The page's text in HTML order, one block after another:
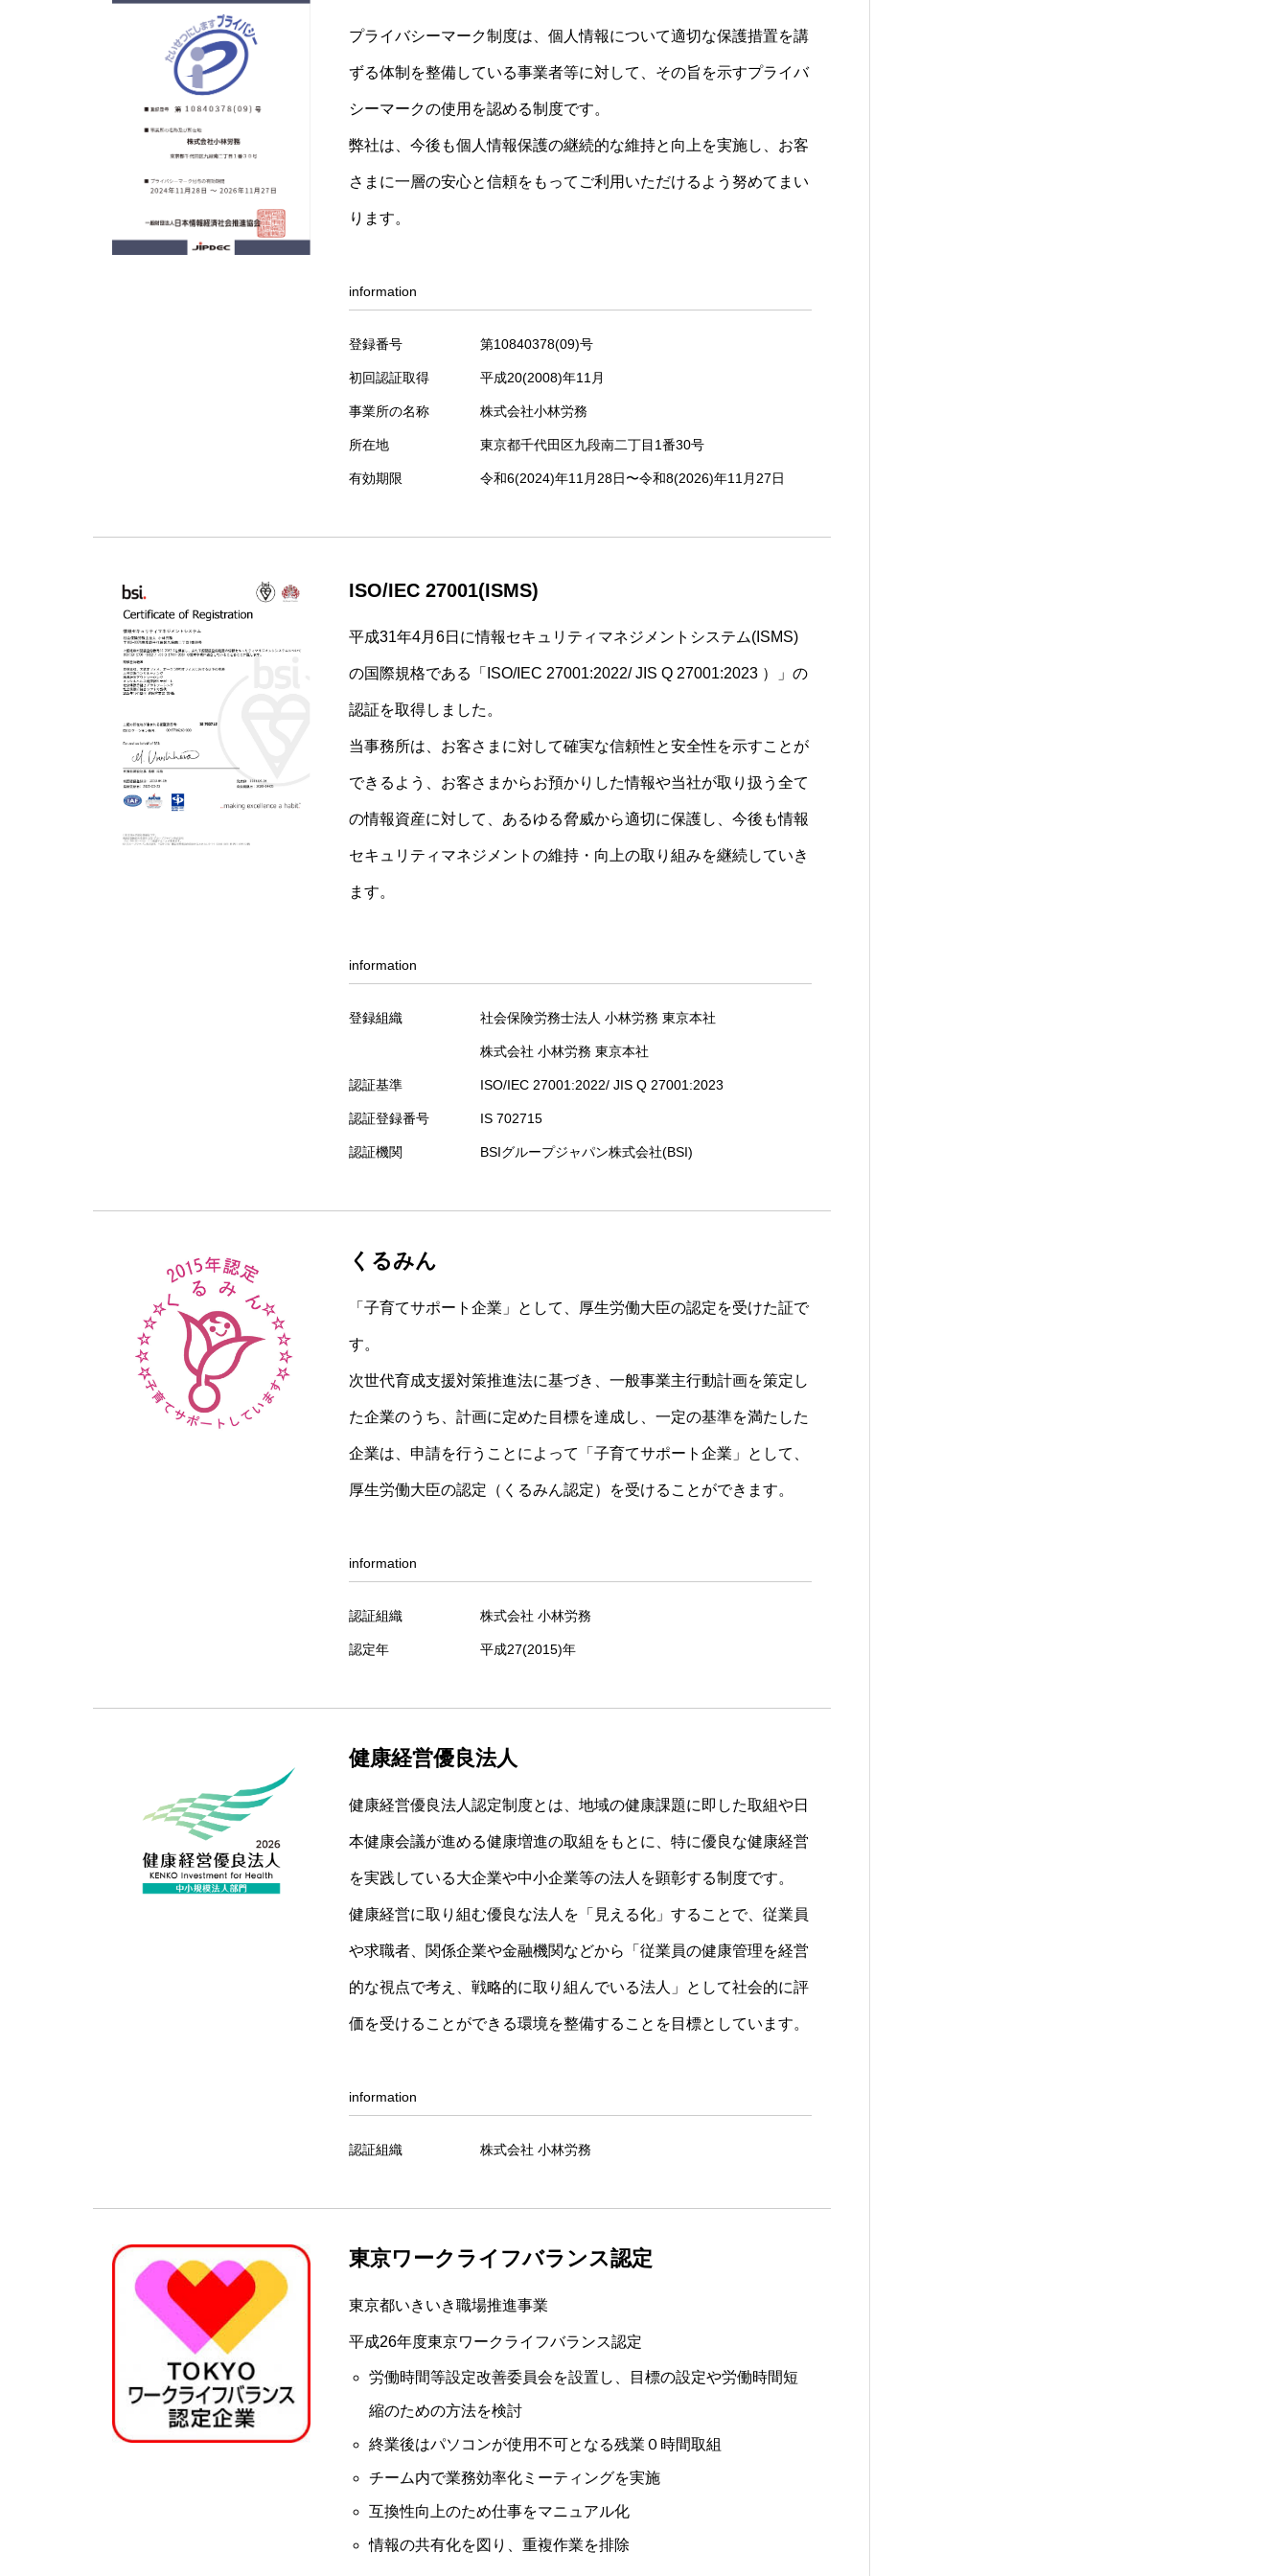
プライバシーマーク制度は、個人情報について適切な保護措置を講
ずる体制を整備している事業者等に対して、その旨を示すプライバ
シーマークの使用を認める制度です。
弊社は、今後も個人情報保護の継続的な維持と向上を実施し、お客
さまに一層の安心と信頼をもってご利用いただけるよう努めてまい
ります。
information
登録番号 第10840378(09)号
初回認証取得 平成20(2008)年11月
事業所の名称 株式会社小林労務
所在地 東京都千代田区九段南二丁目1番30号
有効期限 令和6(2024)年11月28日〜令和8(2026)年11月27日
ISO/IEC 27001(ISMS)
平成31年4月6日に情報セキュリティマネジメントシステム(ISMS)
の国際規格である「ISO/IEC 27001:2022/ JIS Q 27001:2023 ）」の
認証を取得しました。
当事務所は、お客さまに対して確実な信頼性と安全性を示すことが
できるよう、お客さまからお預かりした情報や当社が取り扱う全て
の情報資産に対して、あるゆる脅威から適切に保護し、今後も情報
セキュリティマネジメントの維持・向上の取り組みを継続していき
ます。
information
登録組織 社会保険労務士法人 小林労務 東京本社
株式会社 小林労務 東京本社
認証基準 ISO/IEC 27001:2022/ JIS Q 27001:2023
認証登録番号 IS 702715
認証機関 BSIグループジャパン株式会社(BSI)
くるみん
「子育てサポート企業」として、厚生労働大臣の認定を受けた証で
す。
次世代育成支援対策推進法に基づき、一般事業主行動計画を策定し
た企業のうち、計画に定めた目標を達成し、一定の基準を満たした
企業は、申請を行うことによって「子育てサポート企業」として、
厚生労働大臣の認定（くるみん認定）を受けることができます。
information
認証組織 株式会社 小林労務
認定年 平成27(2015)年
健康経営優良法人
健康経営優良法人認定制度とは、地域の健康課題に即した取組や日
本健康会議が進める健康増進の取組をもとに、特に優良な健康経営
を実践している大企業や中小企業等の法人を顕彰する制度です。
健康経営に取り組む優良な法人を「見える化」することで、従業員
や求職者、関係企業や金融機関などから「従業員の健康管理を経営
的な視点で考え、戦略的に取り組んでいる法人」として社会的に評
価を受けることができる環境を整備することを目標としています。
information
認証組織 株式会社 小林労務
東京ワークライフバランス認定
東京都いきいき職場推進事業
平成26年度東京ワークライフバランス認定
労働時間等設定改善委員会を設置し、目標の設定や労働時間短
縮のための方法を検討
終業後はパソコンが使用不可となる残業０時間取組
チーム内で業務効率化ミーティングを実施
互換性向上のため仕事をマニュアル化
情報の共有化を図り、重複作業を排除